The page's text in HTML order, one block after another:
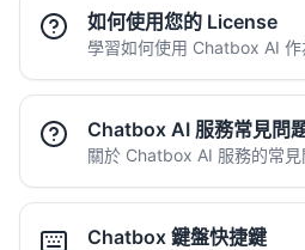
如何使用您的 License
學習如何使用 Chatbox AI
Chatbox AI 服務常見問
關於 Chatbox AI 服務的常
Chatbox 鍵盤快捷鍵